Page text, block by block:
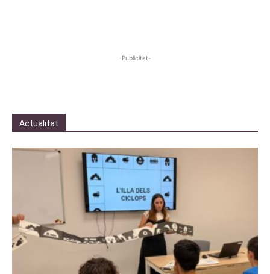
-Publicitat-
Actualitat